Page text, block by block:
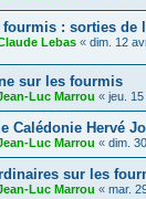
: sorties de
Lebas « dim. 12
sur les fourmis
Luc Marrou « jeu.
Calédonie Hervé
Luc Marrou « dim.
sur les
Luc Marrou « mar.